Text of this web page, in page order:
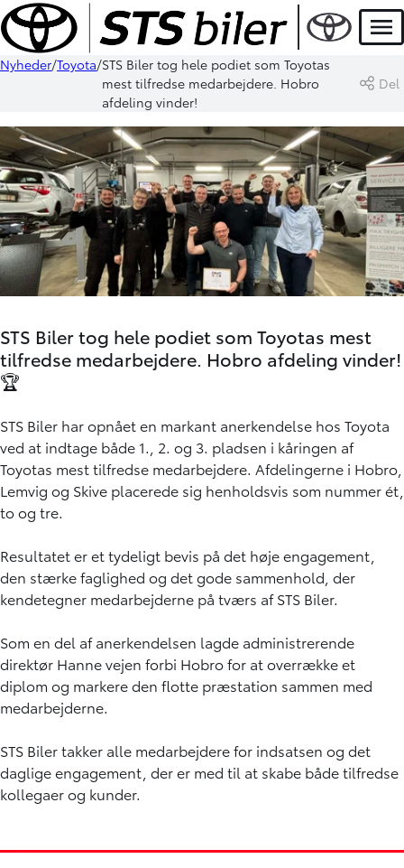
Nyheder Toyota STS Biler tog hele podiet som Toyotas
mest tilfredse medarbejdere. Hobro
afdeling vinder!
Del
STS Biler tog hele podiet som Toyotas mest
tilfredse medarbejdere. Hobro afdeling vinder!
🏆
STS Biler har opnået en markant anerkendelse hos Toyota
ved at indtage både 1., 2. og 3. pladsen i kåringen af
Toyotas mest tilfredse medarbejdere. Afdelingerne i Hobro,
Lemvig og Skive placerede sig henholdsvis som nummer ét,
to og tre.
Resultatet er et tydeligt bevis på det høje engagement,
den stærke faglighed og det gode sammenhold, der
kendetegner medarbejderne på tværs af STS Biler.
Som en del af anerkendelsen lagde administrerende
direktør Hanne vejen forbi Hobro for at overrække et
diplom og markere den flotte præstation sammen med
medarbejderne.
STS Biler takker alle medarbejdere for indsatsen og det
daglige engagement, der er med til at skabe både tilfredse
kollegaer og kunder.